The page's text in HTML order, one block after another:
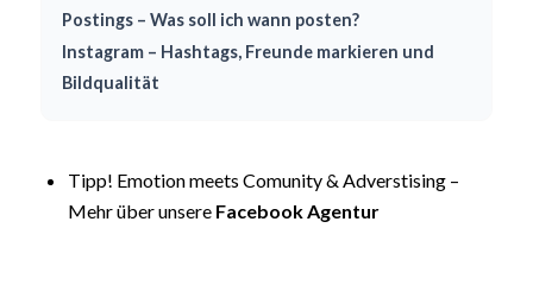
Postings – Was soll ich wann posten?
Instagram – Hashtags, Freunde markieren und
Bildqualität
Tipp! Emotion meets Comunity & Adverstising –
Mehr über unsere Facebook Agentur